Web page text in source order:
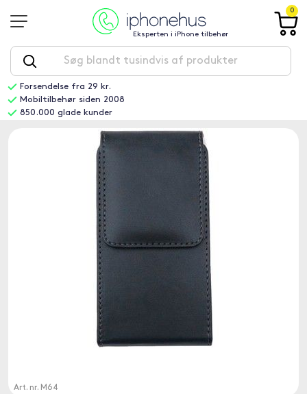
Eksperten i iPhone tilbehør
0
Forsendelse fra 29 kr.
Mobiltilbehør siden 2008
850.000 glade kunder
Art. nr. M64